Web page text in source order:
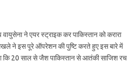
ने एयर स्ट्राइक कर पाकिस्तान को करारा
ने इस पूरे ऑपरेशन की पुष्टि करते हुए इस बारे में
कि 20 साल से जैश पाकिस्तान से आतंकी साजिश रच